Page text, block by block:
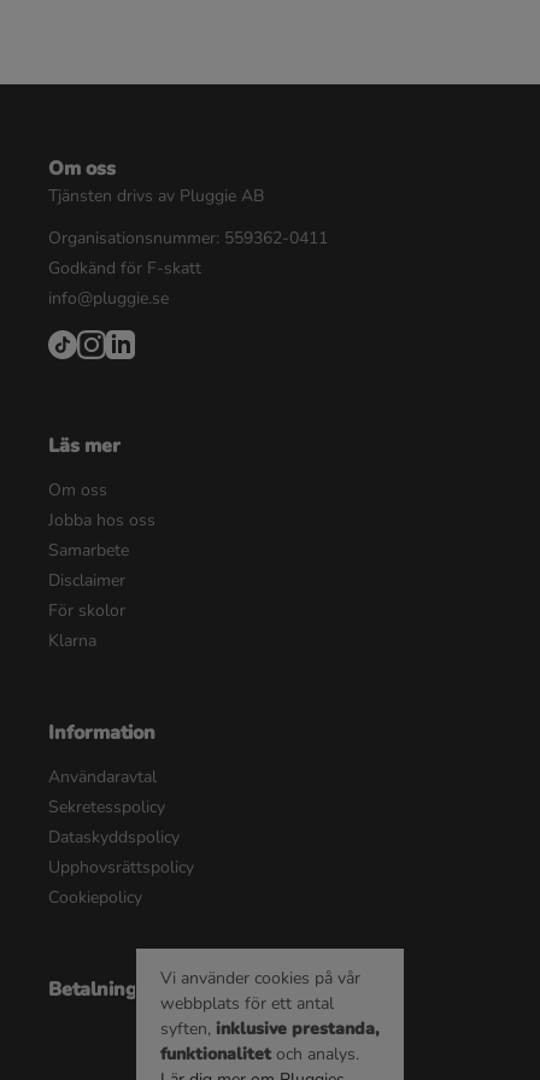
Om oss
Tjänsten drivs av Pluggie AB
Organisationsnummer: 559362-0411
Godkänd för F-skatt
info@pluggie.se
Läs mer
Om oss
Jobba hos oss
Samarbete
Disclaimer
För skolor
Klarna
Information
Användaravtal
Sekretesspolicy
Dataskyddspolicy
Upphovsrättspolicy
Cookiepolicy
BetalningsalternativVi använder cookies på vår
webbplats för ett antal
syften, inklusive prestanda,
funktionalitet och analys.